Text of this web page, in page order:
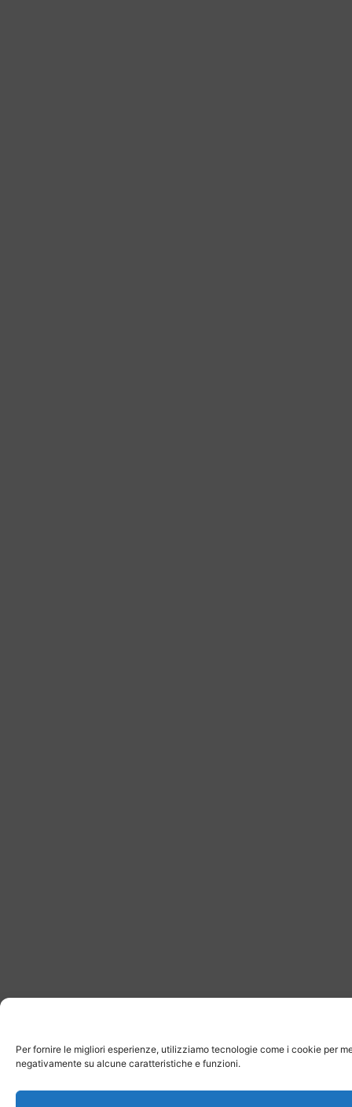
Per fornire le migliori esperienze, utilizziamo tecnologie come i cookie per
negativamente su alcune caratteristiche e funzioni.